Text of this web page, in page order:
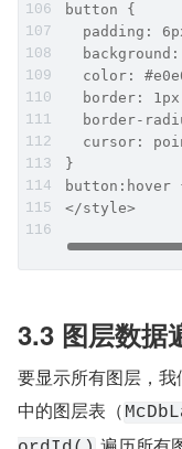
button {
padding:
color:
border:
border-
cursor:
}
button:hover
</style>
3.3 图层数据
要显示所有图层，
中的图层表（